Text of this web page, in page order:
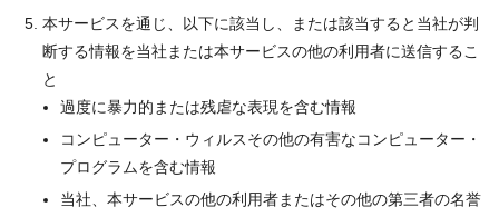
本サービスを通じ、以下に該当し、または該当すると当社が判
断する情報を当社または本サービスの他の利用者に送信するこ
と
過度に暴力的または残虐な表現を含む情報
コンピューター・ウィルスその他の有害なコンピューター・
プログラムを含む情報
当社、本サービスの他の利用者またはその他の第三者の名誉